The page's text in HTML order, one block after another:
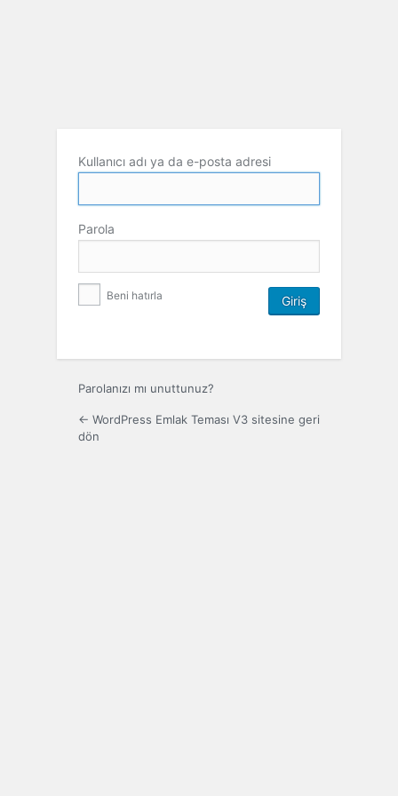
Kullanıcı adı ya da e-posta adresi
Parola
Beni hatırla
Parolanızı mı unuttunuz?
← WordPress Emlak Teması V3 sitesine geri
dön